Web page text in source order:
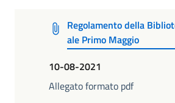
Regolamento della
ale Primo Maggio
10-08-2021
Allegato formato pdf